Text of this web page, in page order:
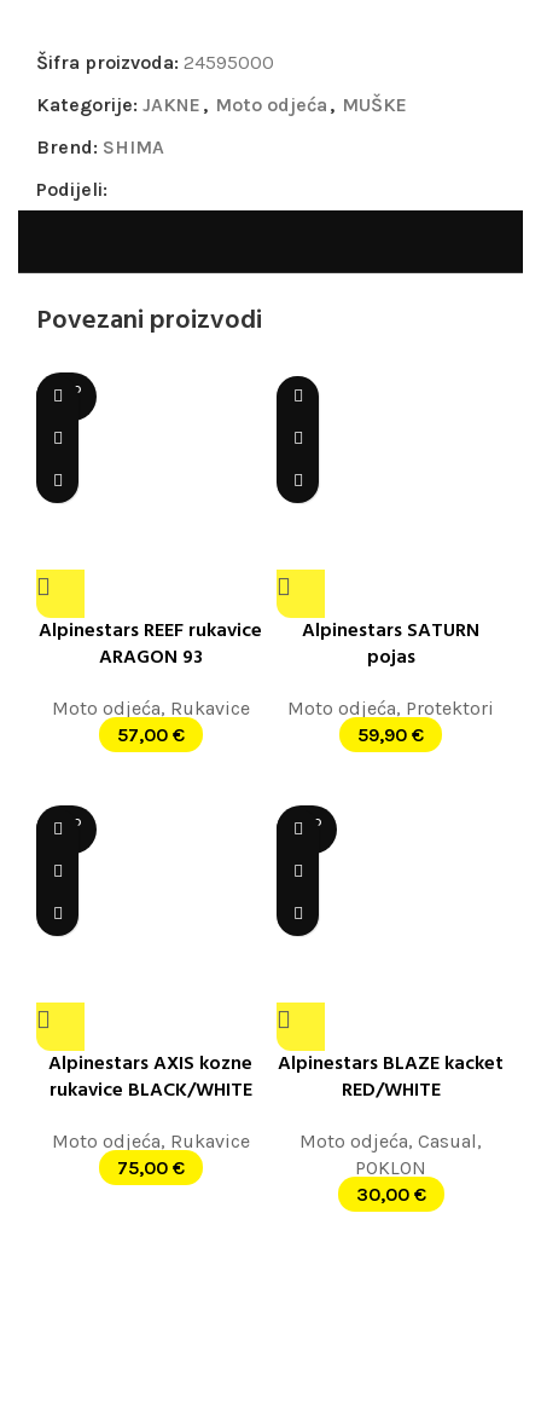
Šifra proizvoda: 24595000
Kategorije: JAKNE , Moto odjeća , MUŠKE
Brend: SHIMA
Podijeli:
Povezani proizvodi
SOLD
OUT
Alpinestars REEF rukavice
ARAGON 93
Moto odjeća, Rukavice
57,00 €
Alpinestars SATURN
pojas
Moto odjeća, Protektori
59,90 €
SOLD
OUT
Alpinestars AXIS kozne
rukavice BLACK/WHITE
Moto odjeća, Rukavice
75,00 €
SOLD
OUT
Alpinestars BLAZE kacket
RED/WHITE
Moto odjeća, Casual,
POKLON
30,00 €